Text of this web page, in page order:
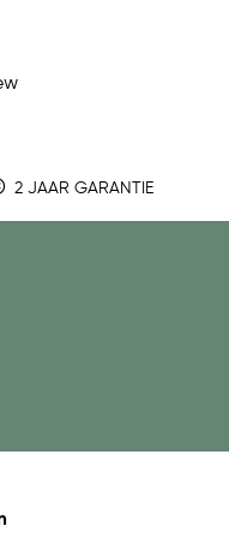
2 JAAR GARANTIE